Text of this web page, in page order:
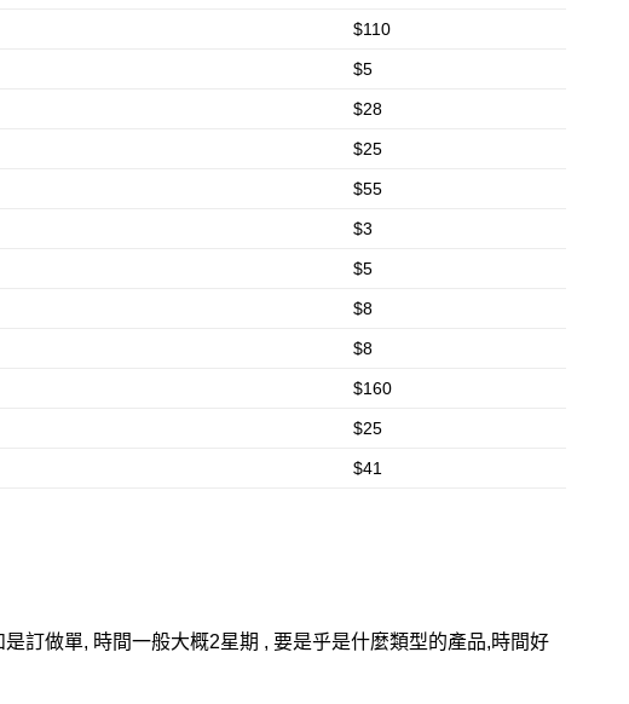
$110
$5
$28
$25
$55
$3
$5
$8
$8
$160
$25
$41
訂做單, 時間一般大概2星期 , 要是乎是什麼類型的產品,時間好